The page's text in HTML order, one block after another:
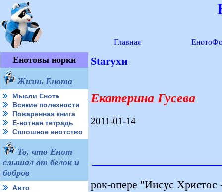
Главная
Енотовы норки
Жизнь Енота
Мысли Енота
Всякие полезности
Поваренная книга
Е-нотная тетрадь
Сплошное енотство
То, что Енот
слышал от белок и
бобров
Авто
Starухи
Екатерина Гусева
2011-01-14
рок-опере "Иисус Христос